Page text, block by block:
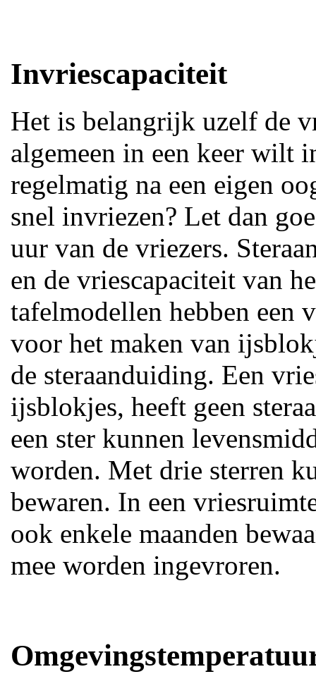
Invriescapaciteit
Het is belangrijk uzelf de
algemeen in een keer wilt
regelmatig na een eigen
snel invriezen? Let dan
uur van de vriezers.
en de vriescapaciteit van
tafelmodellen hebben een
voor het maken van
de steraanduiding. Een
ijsblokjes, heeft geen
een ster kunnen
worden. Met drie sterren
bewaren. In een
ook enkele maanden
mee worden ingevroren.